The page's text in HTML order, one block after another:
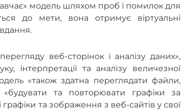
модель шляхом проб і помилок для
до мети, вона отримує віртуальні
веб-сторінок і аналізу даних»,
інтерпретації та аналізу величезної
«також здатна переглядати файли,
та повторювати графіки за
та зображення з веб-сайтів у свої